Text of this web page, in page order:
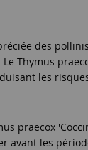
des
Thymus
les
praecox
avant les